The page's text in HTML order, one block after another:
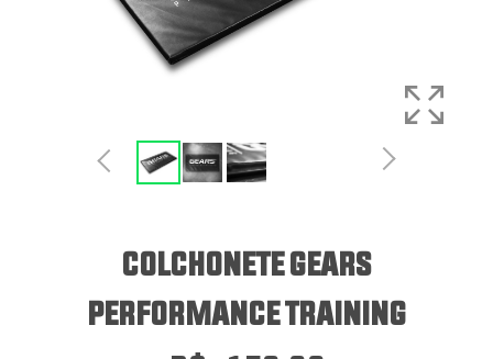
ACADEMIA
ERGÔMETROS
COLCHONETE GEARS
PERFORMANCE TRAINING